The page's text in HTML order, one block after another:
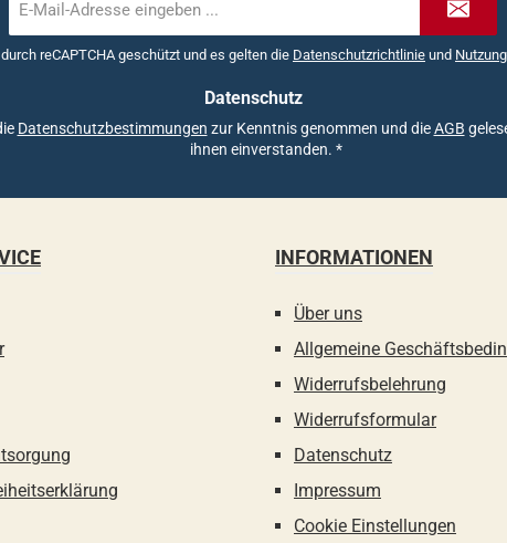
Mail-
reCAPTCHA geschützt und es gelten die Datenschutzrichtlinie und
Datenschutz
Datenschutzbestimmungen zur Kenntnis genommen und dieAGB
ihnen einverstanden. *
INFORMATIONEN
Über uns
Allgemeine
Widerrufsbelehrung
Widerrufsformular
Datenschutz
Impressum
Cookie Einstellungen